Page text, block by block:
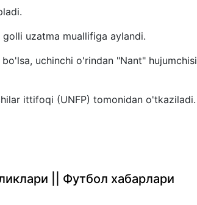
uzatma muallifiga aylandi.
uchinchi o'rindan "Nant" hujumchisi
ittifoqi (UNFP) tomonidan o'tkaziladi.
|| Футбол хабарлари